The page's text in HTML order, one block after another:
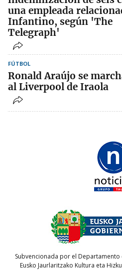
una empleada
Infantino, según 'The
Telegraph'
FÚTBOL
Ronald Araújo se
al Liverpool de Iraola
Subvencionada por el Departamento
Eusko Jaurlaritzako Kultura eta